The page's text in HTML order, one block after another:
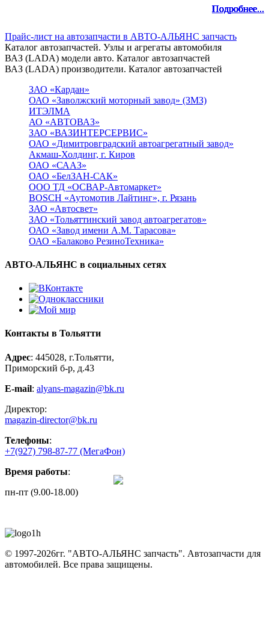
Подробнее...
Подробнее...
Подробнее...
Подробнее...
Подробнее...
Подробнее...
Подробнее...
Подробнее...
Подробнее...
Прайс-лист на автозапчасти в АВТО-АЛЬЯНС запчасть
Каталог автозапчастей. Узлы и агрегаты автомобиля
ВАЗ (LADA) модели авто. Каталог автозапчастей
ВАЗ (LADA) производители. Каталог автозапчастей
ЗАО «Кардан»
ОАО «Заволжский моторный завод» (ЗМЗ)
ИТЭЛМА
АО «АВТОВАЗ»
ЗАО «ВАЗИНТЕРСЕРВИС»
ОАО «Димитровградский автоагрегатный завод»
Акмаш-Холдинг, г. Киров
ОАО «СААЗ»
ОАО «БелЗАН-САК»
ООО ТД «ОСВАР-Автомаркет»
BOSCH «Аутомотив Лайтинг», г. Рязань
ЗАО «Автосвет»
ЗАО «Тольяттинский завод автоагрегатов»
ОАО «Завод имени А.М. Тарасова»
ОАО «Балаково РезиноТехника»
АВТО-АЛЬЯНС в социальных сетях
Контакты в Тольятти
Адрес: 445028, г.Тольятти,
Приморский б-р, д.43
E-mail: alyans-magazin@bk.ru
Директор:
magazin-director@bk.ru
Телефоны:
+7(927) 798-87-77 (МегаФон)
Время работы:
пн-пт (9.00-18.00)
© 1997-2026гг. "АВТО-АЛЬЯНС запчасть". Автозапчасти для
автомобилей. Все права защищены.